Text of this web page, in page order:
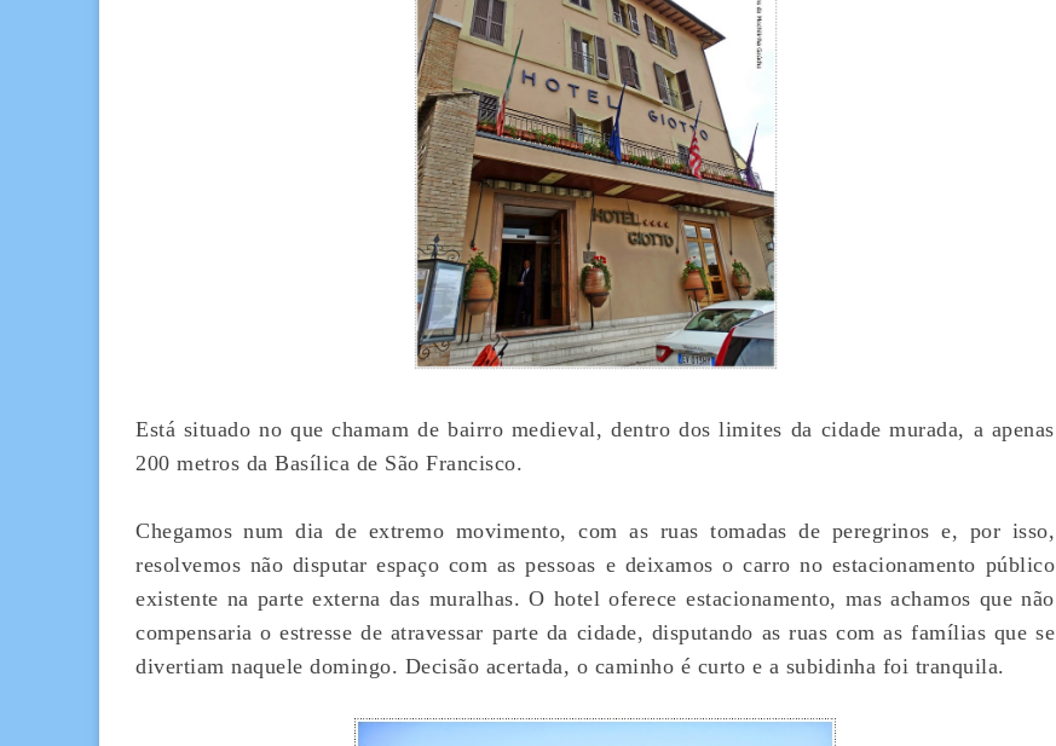
Está situado no que chamam de bairro medieval, dentro dos limites da cidade murada, a apenas
200 metros da Basílica de São Francisco.
Chegamos num dia de extremo movimento, com as ruas tomadas de peregrinos e, por isso,
resolvemos não disputar espaço com as pessoas e deixamos o carro no estacionamento público
existente na parte externa das muralhas. O hotel oferece estacionamento, mas achamos que não
compensaria o estresse de atravessar parte da cidade, disputando as ruas com as famílias que se
divertiam naquele domingo. Decisão acertada, o caminho é curto e a subidinha foi tranquila.